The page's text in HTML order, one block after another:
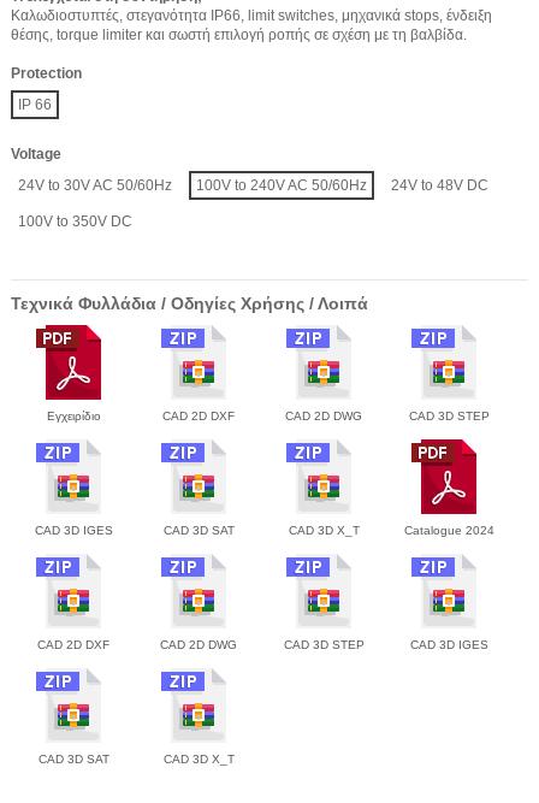
Καλωδιοστυπτές, στεγανότητα IP66, limit switches, μηχανικά stops, ένδειξη
θέσης, torque limiter και σωστή επιλογή ροπής σε σχέση με τη βαλβίδα.
Protection
IP 66
Voltage
24V to 30V AC 50/60Hz
100V to 240V AC 50/60Hz 24V to 48V DC
100V to 350V DC
Τεχνικά Φυλλάδια / Οδηγίες Χρήσης / Λοιπά
Εγχειρίδιο CAD 2D DXF CAD 2D DWG CAD 3D STEP
CAD 3D IGES CAD 3D SAT CAD 3D X_T Catalogue 2024
CAD 2D DXF CAD 2D DWG CAD 3D STEP CAD 3D IGES
CAD 3D SAT CAD 3D X_T